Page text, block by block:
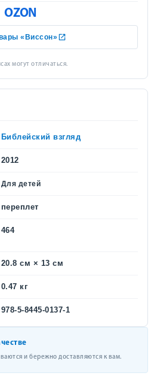
OZON
«Виссон»
могут отличаться.
Библейский взгляд
2012
Для детей
переплет
464
20.8 см × 13 см
0.47 кг
978-5-8445-0137-1
и бережно доставляются к вам.